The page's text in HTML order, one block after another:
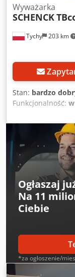
Tychy 203 km
Wyważarka
SCHENCK
Stan: bardzo
Funkcjonalność:
całkowita długość:
dynamiczna dla
Alhjr
Ogłaszaj
Na 11
Ciebie
*za ogłoszenie/